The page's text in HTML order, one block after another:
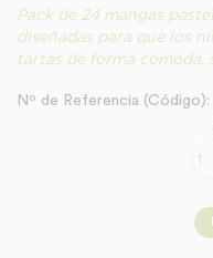
Pack de 24 mangas
diseñadas para que los
tartas de forma cómoda,
Nº de Referencia (Código):